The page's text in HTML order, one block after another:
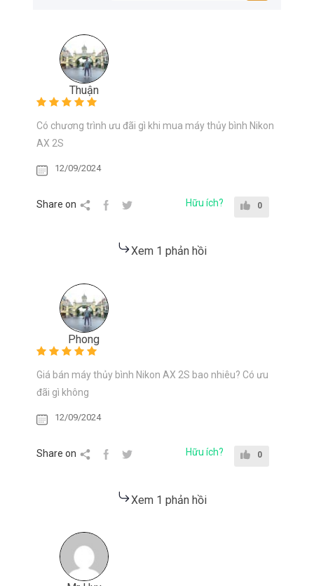
Thuận
Có chương trình ưu đãi gì khi mua máy thủy bình Nikon
AX 2S
12/09/2024
Share on Hữu ích? 0
Xem 1 phản hồi
Phong
Giá bán máy thủy bình Nikon AX 2S bao nhiêu? Có ưu
đãi gì không
12/09/2024
Share on Hữu ích? 0
Xem 1 phản hồi